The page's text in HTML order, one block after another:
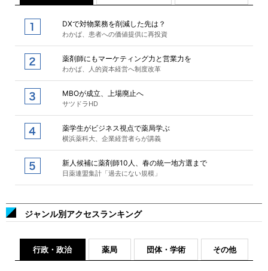
DXで対物業務を削減した先は？
わかば、患者への価値提供に再投資
薬剤師にもマーケティング力と営業力を
わかば、人的資本経営へ制度改革
MBOが成立、上場廃止へ
サツドラHD
薬学生がビジネス視点で薬局学ぶ
横浜薬科大、企業経営者らが講義
新人候補に薬剤師10人、春の統一地方選まで
日薬連盟集計「過去にない規模」
ジャンル別アクセスランキング
行政・政治 薬局 団体・学術 その他